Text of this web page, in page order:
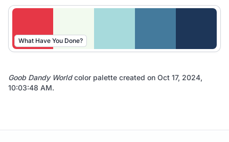
What Have You Done?
Goob Dandy Worldcolor palette created on Oct 17, 2024,
10:03:48 AM.